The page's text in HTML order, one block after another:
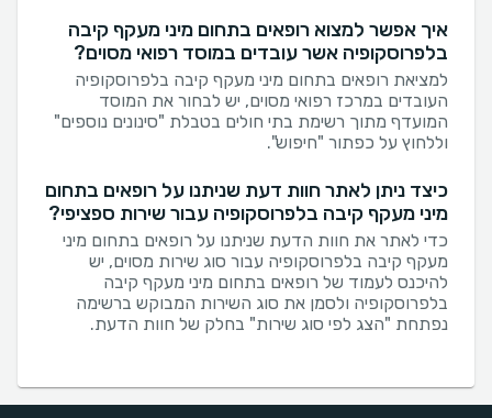
איך אפשר למצוא רופאים בתחום מיני מעקף קיבה
בלפרוסקופיה אשר עובדים במוסד רפואי מסוים?
למציאת רופאים בתחום מיני מעקף קיבה בלפרוסקופיה
העובדים במרכז רפואי מסוים, יש לבחור את המוסד
המועדף מתוך רשימת בתי חולים בטבלת "סינונים נוספים"
וללחוץ על כפתור "חיפוש".
כיצד ניתן לאתר חוות דעת שניתנו על רופאים בתחום
מיני מעקף קיבה בלפרוסקופיה עבור שירות ספציפי?
כדי לאתר את חוות הדעת שניתנו על רופאים בתחום מיני
מעקף קיבה בלפרוסקופיה עבור סוג שירות מסוים, יש
להיכנס לעמוד של רופאים בתחום מיני מעקף קיבה
בלפרוסקופיה ולסמן את סוג השירות המבוקש ברשימה
נפתחת "הצג לפי סוג שירות" בחלק של חוות הדעת.